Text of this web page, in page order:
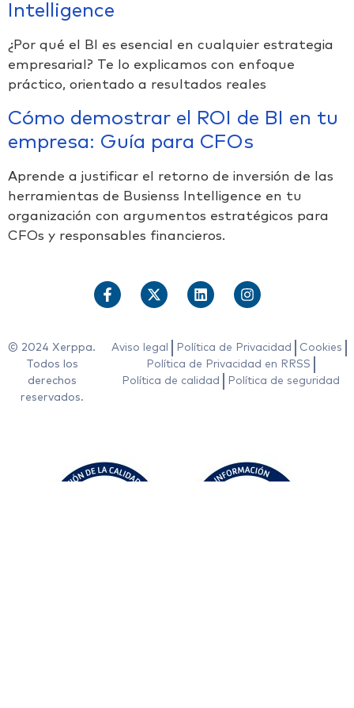
Intelligence
¿Por qué el BI es esencial en cualquier estrategia
empresarial? Te lo explicamos con enfoque
práctico, orientado a resultados reales
Cómo demostrar el ROI de BI en tu
empresa: Guía para CFOs
Aprende a justificar el retorno de inversión de las
herramientas de Busienss Intelligence en tu
organización con argumentos estratégicos para
CFOs y responsables financieros.
© 2024 Xerppa.
Todos los
derechos
reservados.
Aviso legal Política de Privacidad
Cookies
Política de Privacidad en RRSS
Política de calidad
Política de seguridad